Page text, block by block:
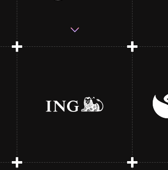
A united vision of
mutualized payments